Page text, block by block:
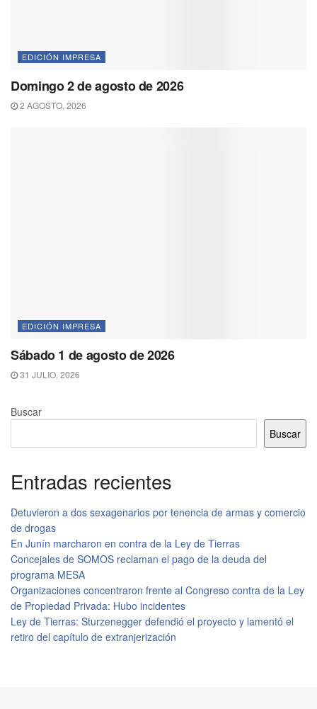
EDICIÓN IMPRESA
Domingo 2 de agosto de 2026
2 AGOSTO, 2026
EDICIÓN IMPRESA
Sábado 1 de agosto de 2026
31 JULIO, 2026
Buscar
Buscar
Entradas recientes
Detuvieron a dos sexagenarios por tenencia de armas y comercio
de drogas
En Junín marcharon en contra de la Ley de Tierras
Concejales de SOMOS reclaman el pago de la deuda del
programa MESA
Organizaciones concentraron frente al Congreso contra de la Ley
de Propiedad Privada: Hubo incidentes
Ley de Tierras: Sturzenegger defendió el proyecto y lamentó el
retiro del capítulo de extranjerización